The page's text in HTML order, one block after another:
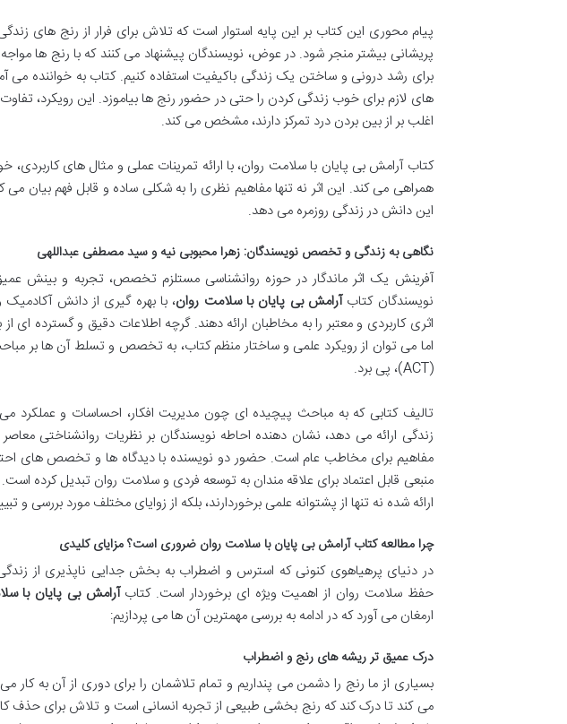
پیام محوری این کتاب بر این پایه استوار است که تلاش برای فرار از رنج های
پریشانی بیشتر منجر شود. در عوض، نویسندگان پیشنهاد می کنند که با رنج ها مواجه
برای رشد درونی و ساختن یک زندگی باکیفیت استفاده کنیم. کتاب به خواننده می
های لازم برای خوب زندگی کردن را حتی در حضور رنج ها بیاموزد. این رویکرد،
اغلب بر از بین بردن درد تمرکز دارند، مشخص می کند.
کتاب آرامش بی پایان با سلامت روان، با ارائه تمرینات عملی و مثال های
همراهی می کند. این اثر نه تنها مفاهیم نظری را به شکلی ساده و قابل فهم بیان می
این دانش در زندگی روزمره می دهد.
نگاهی به زندگی و تخصص نویسندگان: زهرا محبوبی نیه و سید مصطفی عبداللهی
آفرینش یک اثر ماندگار در حوزه روانشناسی مستلزم تخصص، تجربه و بینش
نویسندگان کتابآرامش بی پایان با سلامت روان، با بهره گیری از دانش
اثری کاربردی و معتبر را به مخاطبان ارائه دهند. گرچه اطلاعات دقیق و گسترده ای
اما می توان از رویکرد علمی و ساختار منظم کتاب، به تخصص و تسلط آن ها بر
(ACT)، پی برد.
تالیف کتابی که به مباحث پیچیده ای چون مدیریت افکار، احساسات و عملکرد می
زندگی ارائه می دهد، نشان دهنده احاطه نویسندگان بر نظریات روانشناختی
مفاهیم برای مخاطب عام است. حضور دو نویسنده با دیدگاه ها و تخصص های
منبعی قابل اعتماد برای علاقه مندان به توسعه فردی و سلامت روان تبدیل کرده
ارائه شده نه تنها از پشتوانه علمی برخوردارند، بلکه از زوایای مختلف مورد بررسی و
چرا مطالعه کتاب آرامش بی پایان با سلامت روان ضروری است؟ مزایای کلیدی
در دنیای پرهیاهوی کنونی که استرس و اضطراب به بخش جدایی ناپذیری از زندگی
حفظ سلامت روان از اهمیت ویژه ای برخوردار است. کتابآرامش بی پایان با
ارمغان می آورد که در ادامه به بررسی مهمترین آن ها می پردازیم:
درک عمیق تر ریشه های رنج و اضطراب
بسیاری از ما رنج را دشمن می پنداریم و تمام تلاشمان را برای دوری از آن به کار
می کند تا درک کند که رنج بخشی طبیعی از تجربه انسانی است و تلاش برای حذف